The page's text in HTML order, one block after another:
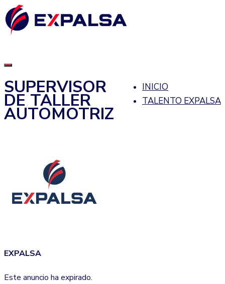
INICIO
TALENTO EXPALSA
SUPERVISOR
DE TALLER
AUTOMOTRIZ
EXPALSA
Este anuncio ha expirado.